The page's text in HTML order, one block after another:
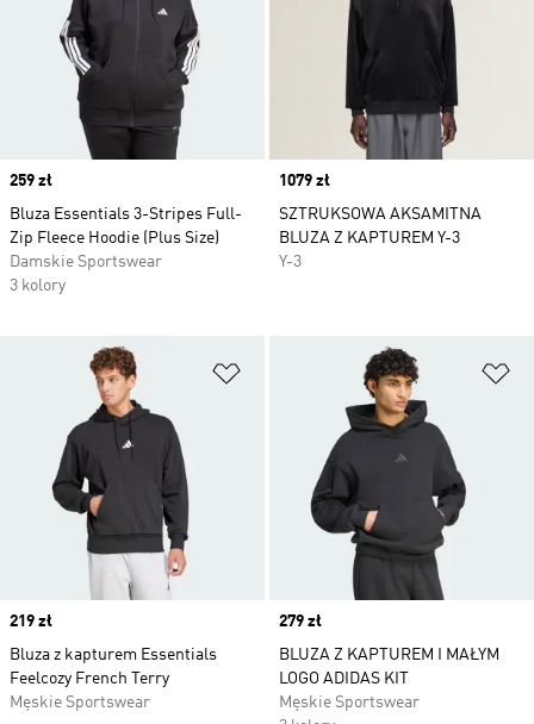
Price
259 zł
Bluza Essentials 3-Stripes Full-
Zip Fleece Hoodie (Plus Size)
Damskie Sportswear
3 kolory
Price
1079 zł
SZTRUKSOWA AKSAMITNA
BLUZA Z KAPTUREM Y-3
Y-3
Dodaj do listy życzeń
Price
219 zł
Bluza z kapturem Essentials
Feelcozy French Terry
Męskie Sportswear
Price
279 zł
BLUZA Z KAPTUREM I MAŁYM
LOGO ADIDAS KIT
Męskie Sportswear